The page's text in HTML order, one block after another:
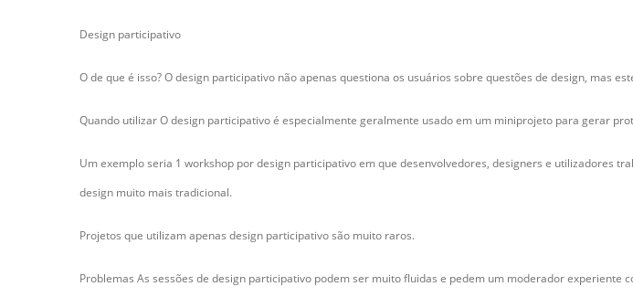
Design participativo
O de que é isso? O design participativo não apenas questiona os usuários sobre questões de design, mas
Quando utilizar O design participativo é especialmente geralmente usado em um miniprojeto para gerar
Um exemplo seria 1 workshop por design participativo em que desenvolvedores, designers e utilizadores
design muito mais tradicional.
Projetos que utilizam apenas design participativo são muito raros.
Problemas As sessões de design participativo podem ser muito fluidas e pedem um moderador experiente